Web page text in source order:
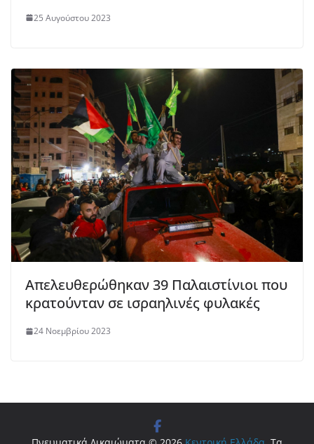
25 Αυγούστου 2023
Απελευθερώθηκαν 39 Παλαιστίνιοι που
κρατούνταν σε ισραηλινές φυλακές
24 Νοεμβρίου 2023